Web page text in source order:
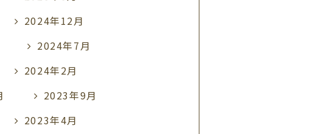
2024年12月
2024年7月
2024年2月
2023年9月
2023年4月